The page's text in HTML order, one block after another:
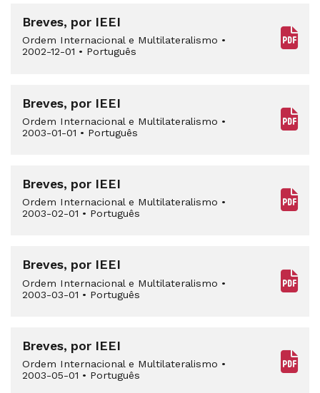
Breves, por IEEI
Ordem Internacional e Multilateralismo •
2002-12-01 • Português
Breves, por IEEI
Ordem Internacional e Multilateralismo •
2003-01-01 • Português
Breves, por IEEI
Ordem Internacional e Multilateralismo •
2003-02-01 • Português
Breves, por IEEI
Ordem Internacional e Multilateralismo •
2003-03-01 • Português
Breves, por IEEI
Ordem Internacional e Multilateralismo •
2003-05-01 • Português